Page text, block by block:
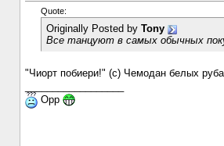
Quote:
Originally Posted by Tony
Все танцуют в самых обычных
"Чиорт побиери!" (с) Чемодан белых
Opp